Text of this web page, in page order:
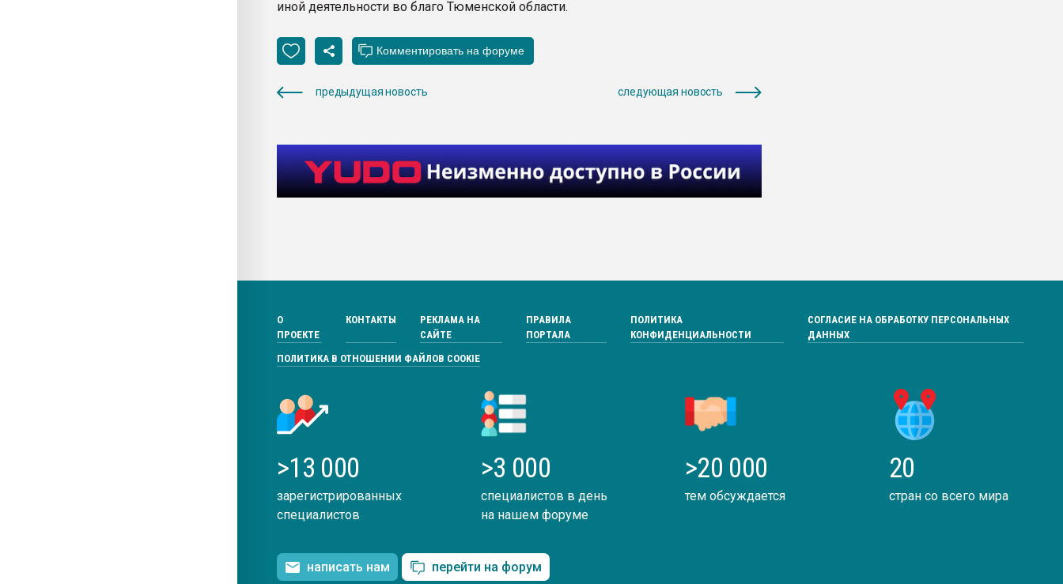
иной деятельности во благо Тюменской области.
предыдущая новость следующая новость
О
ПРОЕКТЕ
КОНТАКТЫ
РЕКЛАМА НА
САЙТЕ
ПРАВИЛА
ПОРТАЛА
ПОЛИТИКА
КОНФИДЕНЦИАЛЬНОСТИ
СОГЛАСИЕ НА ОБРАБОТКУ ПЕРСОНАЛЬНЫХ
ДАННЫХ
ПОЛИТИКА В ОТНОШЕНИИ ФАЙЛОВ COOKIE
>13 000
зарегистрированных
специалистов
>3 000
специалистов в день
на нашем форуме
>20 000
тем обсуждается
20
стран со всего мира
написать нам перейти на форум